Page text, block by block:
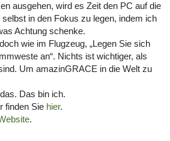
ausgehen, wird es Zeit den PC auf die
in den Fokus zu legen, indem ich
Achtung schenke.
wie im Flugzeug, „Legen Sie sich
an“. Nichts ist wichtiger, als
Um amazinGRACE in die Welt zu
Das bin ich.
finden Sie hier.
.